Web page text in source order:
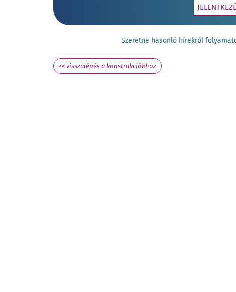
Szeretne hasonló hírekről
<< visszalépés a konstrukciókhoz